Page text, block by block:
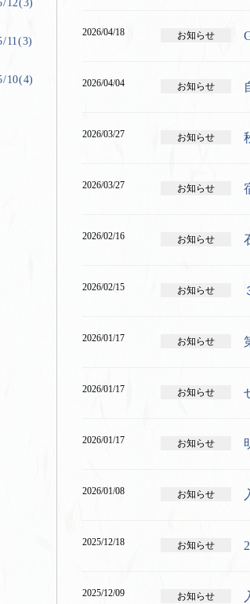
12(3)
11(3)
10(4)
2026/04/18 お知らせ
2026/04/04 お知らせ
2026/03/27 お知らせ
2026/03/27 お知らせ
2026/02/16 お知らせ
2026/02/15 お知らせ
2026/01/17 お知らせ
2026/01/17 お知らせ
2026/01/17 お知らせ
2026/01/08 お知らせ
2025/12/18 お知らせ
2025/12/09 お知らせ